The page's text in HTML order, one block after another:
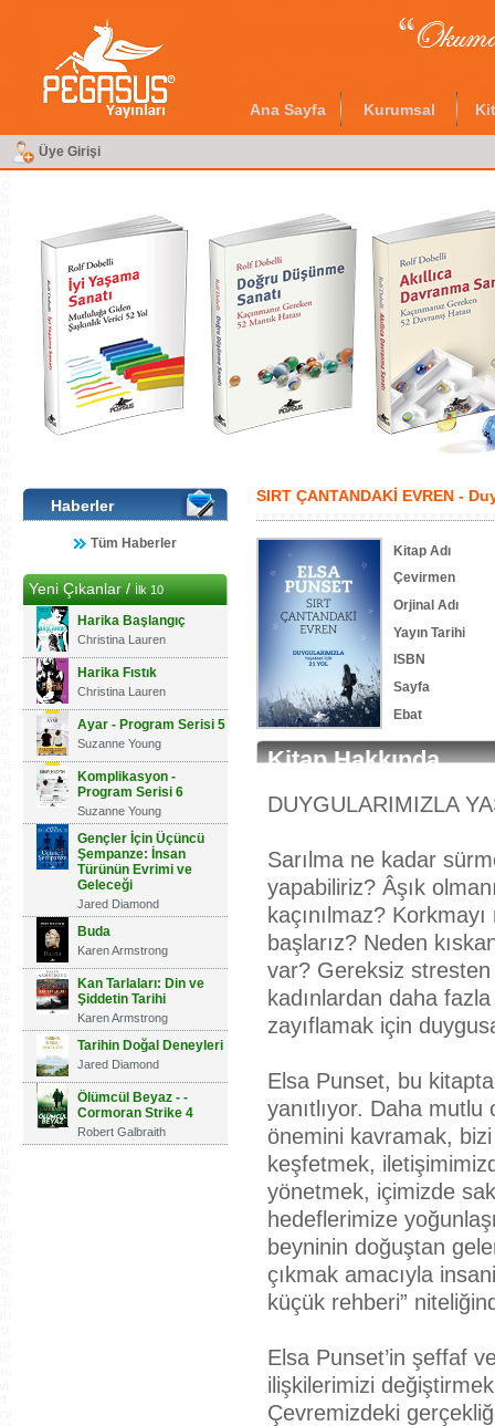
Ana Sayfa Kurumsal
Üye Girişi
Haberler
Tüm Haberler
Yeni Çıkanlar /İlk 10
Harika Başlangıç
Christina Lauren
Harika Fıstık
Christina Lauren
Ayar - Program Serisi 5
Suzanne Young
Komplikasyon -
Program Serisi 6
Suzanne Young
Gençler İçin Üçüncü
Şempanze: İnsan
Türünün Evrimi ve
Geleceği
Jared Diamond
Buda
Karen Armstrong
Kan Tarlaları: Din ve
Şiddetin Tarihi
Karen Armstrong
Tarihin Doğal Deneyleri
Jared Diamond
Ölümcül Beyaz - -
Cormoran Strike 4
Robert Galbraith
SIRT ÇANTANDAKİ EVREN -
Kitap Adı
Çevirmen
Orjinal Adı
Yayın Tarihi
ISBN
Sayfa
Ebat
Kitap Hakkında
DUYGULARIMIZLA
Sarılma ne kadar
yapabiliriz? Âşık
kaçınılmaz?
başlarız? Neden
var? Gereksiz stresten
kadınlardan daha
zayıflamak için
Elsa Punset, bu
yanıtlıyor. Daha
önemini kavramak,
keşfetmek,
yönetmek, içimizde
hedeflerimize
beyninin doğuştan
çıkmak amacıyla
küçük rehberi”
Elsa Punset’in şeffaf
ilişkilerimizi
Çevremizdeki